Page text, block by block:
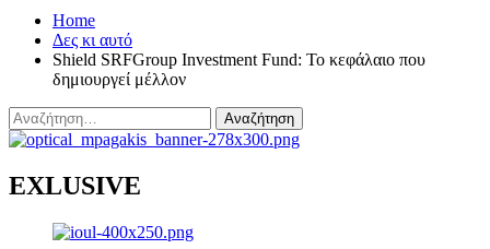
Home
Δες κι αυτό
Shield SRFGroup Investment Fund: Το κεφάλαιο που
δημιουργεί μέλλον
Αναζήτηση
για:
EXLUSIVE